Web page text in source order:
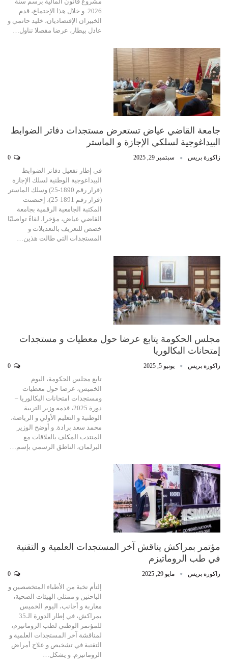
2026. و خلال هذا الإجتماع، قدم
الخبيران الإقتصاديان، خليد حاتمي و
عادل بيطار، عرضا مفصلا تناول…
جامعة القاضي عياض تستعرض مستجدات دفاتر الضوابط
البيداغوجية لسلكي الإجازة و الماستر
زاكورة بريس سبتمبر 29, 2025
في إطار تفعيل دفاتر الضوابط
البيداغوجية الوطنية لسلك الإجازة
(قرار رقم 1890-25) وسلك الماستر
(قرار رقم 1891-25)، إحتضنت
المكتبة الجامعية الرقمية بجامعة
القاضي عياض، مؤخرا، لقاءً تواصليًا
خصص للتعريف بالتعديلات و
المستجدات التي طالت هذين…
مجلس الحكومة يتابع عرضا حول معطيات و مستجدات
إمتحانات البكالوريا
زاكورة بريس يونيو 5, 2025
تابع مجلس الحكومة، اليوم
الخميس، عرضا حول معطيات
ومستجدات امتحانات البكالوريا –
دورة 2025، قدمه وزير التربية
الوطنية و التعليم الأولي و الرياضة،
محمد سعد برادة. و أوضح الوزير
المنتدب المكلف بالعلاقات مع
البرلمان، الناطق الرسمي بإسم…
مؤتمر بمراكش يناقش آخر المستجدات العلمية و التقنية
في طب الروماتيزم
زاكورة بريس مايو 29, 2025
إلتأم نخبة من الأطباء المتخصصين و
الباحثين و ممثلي الهيئات الصحية،
مغاربة و أجانب، اليوم الخميس
بمراكش، في إطار الدورة الـ35
للمؤتمر الوطني لطب الروماتيزم،
لمناقشة آخر المستجدات العلمية و
التقنية في تشخيص و علاج أمراض
الروماتيزم. و يشكل…